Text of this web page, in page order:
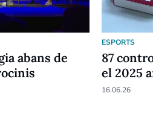
abans de
ESPORTS
87
el 2025
16.06.26